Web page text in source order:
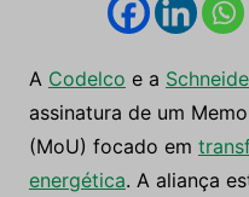
A Codelco e a
assinatura de um
(MoU) focado em
energética. A aliança